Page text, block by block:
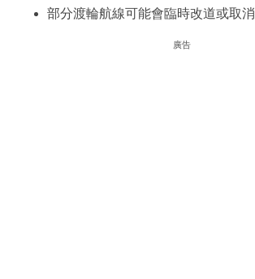
部分渡輪航線可能會臨時改道或取消
廣告